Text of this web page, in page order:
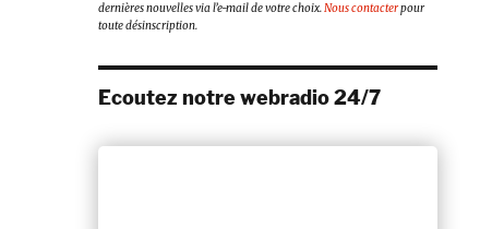
dernières nouvelles via l’e-mail de votre choix.Nous contacterpour
toute désinscription.
Ecoutez notre webradio 24/7